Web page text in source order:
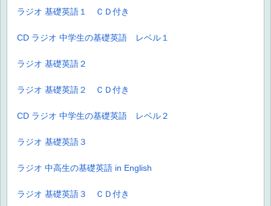
ラジオ 基礎英語１ ＣＤ付き
CD ラジオ 中学生の基礎英語 レベル１
ラジオ 基礎英語２
ラジオ 基礎英語２ ＣＤ付き
CD ラジオ 中学生の基礎英語 レベル２
ラジオ 基礎英語３
ラジオ 中高生の基礎英語 in English
ラジオ 基礎英語３ ＣＤ付き